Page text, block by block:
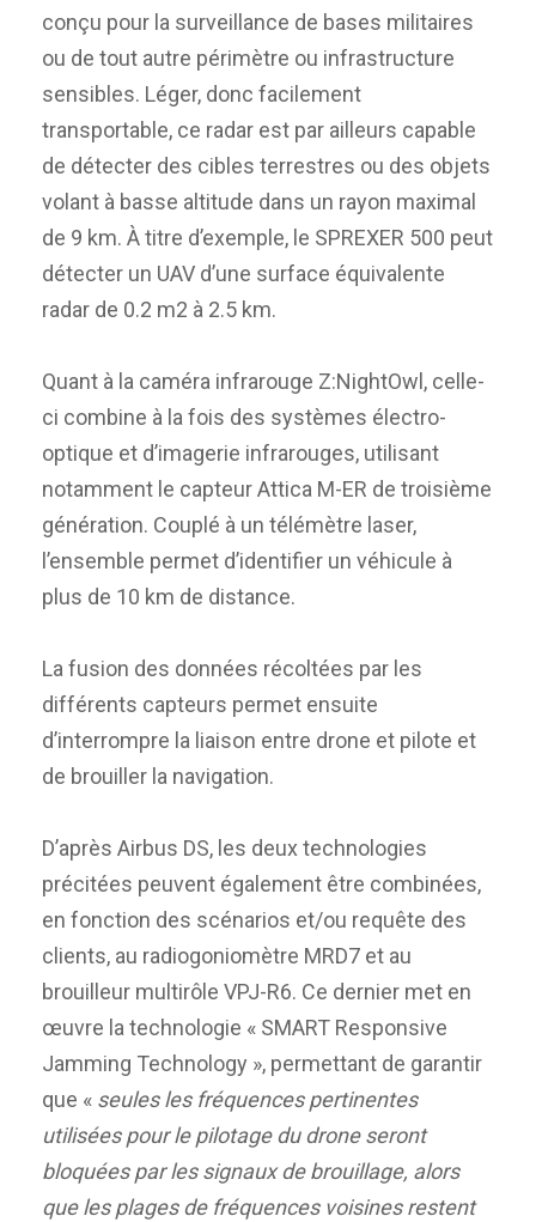
conçu pour la surveillance de bases militaires
ou de tout autre périmètre ou infrastructure
sensibles. Léger, donc facilement
transportable, ce radar est par ailleurs capable
de détecter des cibles terrestres ou des objets
volant à basse altitude dans un rayon maximal
de 9 km. À titre d’exemple, le SPREXER 500 peut
détecter un UAV d’une surface équivalente
radar de 0.2 m2 à 2.5 km.
Quant à la caméra infrarouge Z:NightOwl, celle-
ci combine à la fois des systèmes électro-
optique et d’imagerie infrarouges, utilisant
notamment le capteur Attica M-ER de troisième
génération. Couplé à un télémètre laser,
l’ensemble permet d’identifier un véhicule à
plus de 10 km de distance.
La fusion des données récoltées par les
différents capteurs permet ensuite
d’interrompre la liaison entre drone et pilote et
de brouiller la navigation.
D’après Airbus DS, les deux technologies
précitées peuvent également être combinées,
en fonction des scénarios et/ou requête des
clients, au radiogoniomètre MRD7 et au
brouilleur multirôle VPJ-R6. Ce dernier met en
œuvre la technologie « SMART Responsive
Jamming Technology », permettant de garantir
que « seules les fréquences pertinentes
utilisées pour le pilotage du drone seront
bloquées par les signaux de brouillage, alors
que les plages de fréquences voisines restent